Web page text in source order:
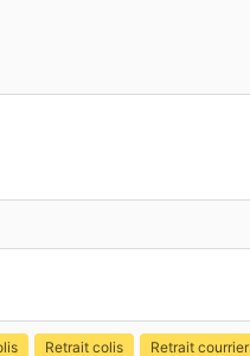
Retrait colis Retrait courrier